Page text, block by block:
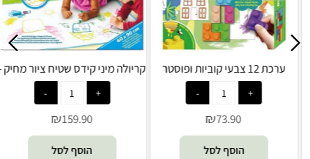
ערכת 12 צבעי קוביות ופוסטר
לצביעה - בנייה - Avenir
₪73.90
הוסף לסל
ערכת 12 צבעי קוביות ופוסטר
לצביעה - דינוזאורים - Avenir
₪73.90
הוסף לסל